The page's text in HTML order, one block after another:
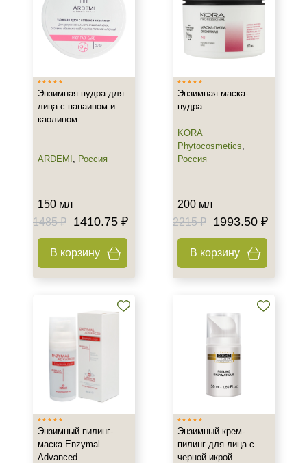
SPF 50
SPF 85
Энзимная пудра для
лица с папаином и
каолином
ARDEMI , Россия
150 мл
1485 ₽
1410.75 ₽
В корзину
Энзимная маска-
пудра
KORA
Phytocosmetics,
Россия
200 мл
2215 ₽
1993.50 ₽
В корзину
Энзимный пилинг-
маска Enzymal
Advanced
Энзимный крем-
пилинг для лица с
черной икрой